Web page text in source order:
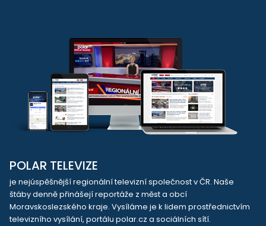
POLAR TELEVIZE
je nejúspěšnější regionální televizní společnost v ČR. Naše
štáby denně přinášejí reportáže z měst a obcí
Moravskoslezského kraje. Vysíláme je k lidem prostřednictvím
televizního vysílání, portálu polar.cz a sociálních sítí.